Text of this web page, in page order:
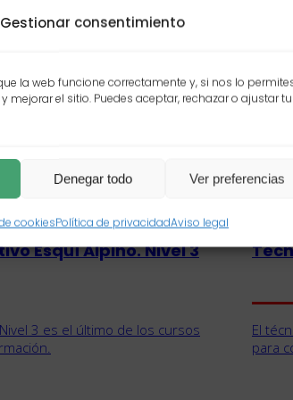
Gestionar consentimiento
la web funcione correctamente y, si nos lo
mejorar el sitio. Puedes aceptar, rechazar o ajustar
Denegar todo Ver preferencias
cookiesPolítica de privacidadAviso legal
Esquí Alpino. Nivel 3
3 es el último de los cursos
El
para